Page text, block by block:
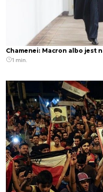
Chamenei: Macron albo jest
1 min.